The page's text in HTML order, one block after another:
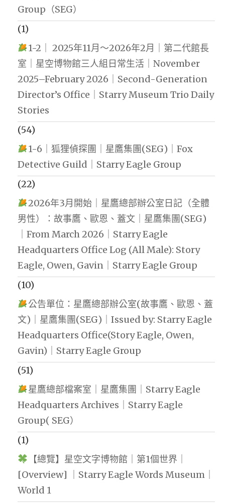
Group（SEG）
(1)
1-2｜ 2025年11月～2026年2月｜第二代館長
室｜星空博物館三人組日常生活｜November
2025–February 2026｜Second-Generation
Director’s Office｜Starry Museum Trio Daily
Stories
(54)
1-6｜狐狸偵探團｜星鷹集團(SEG)｜Fox
Detective Guild｜Starry Eagle Group
(22)
2026年3月開始｜星鷹總部辦公室日記（全體
男性）：故事鷹、歐恩、蓋文｜星鷹集團(SEG)
｜From March 2026｜Starry Eagle
Headquarters Office Log (All Male): Story
Eagle, Owen, Gavin｜Starry Eagle Group
(10)
公告單位：星鷹總部辦公室(故事鷹、歐恩、蓋
文)｜星鷹集團(SEG)｜Issued by: Starry Eagle
Headquarters Office(Story Eagle, Owen,
Gavin)｜Starry Eagle Group
(51)
星鷹總部檔案室｜星鷹集團｜Starry Eagle
Headquarters Archives｜Starry Eagle
Group( SEG）
(1)
【總覽】星空文字博物館｜第1個世界｜
[Overview] ｜Starry Eagle Words Museum｜
World 1